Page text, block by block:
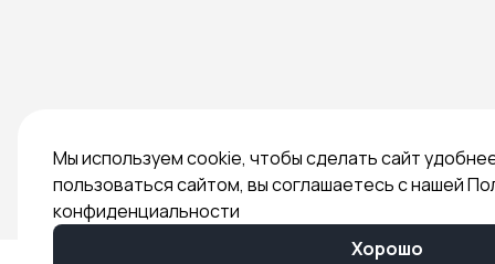
Мы используем cookie, чтобы сделать сайт
пользоваться сайтом, вы соглашаетесь с нашей
конфиденциальности
Хорошо